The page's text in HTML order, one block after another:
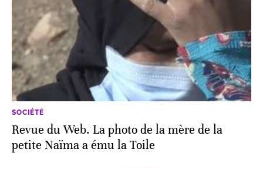
SOCIÉTÉ
Revue du Web. La photo de la mère de la
petite Naïma a ému la Toile